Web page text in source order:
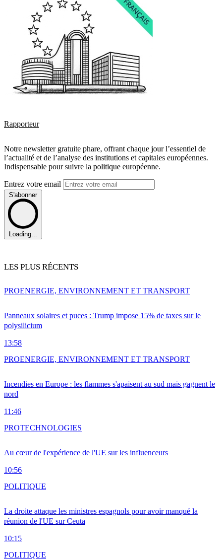
Rapporteur
Notre newsletter gratuite phare, offrant chaque jour l’essentiel de
l’actualité et de l’analyse des institutions et capitales européennes.
Indispensable pour suivre la politique européenne.
Entrez votre email
S'abonner
Loading...
LES PLUS RÉCENTS
Panneaux solaires et puces : Trump impose 15% de taxes sur le
polysilicium
13:58
PROENERGIE, ENVIRONNEMENT ET TRANSPORT
Incendies en Europe : les flammes s'apaisent au sud mais gagnent le
nord
11:46
PROENERGIE, ENVIRONNEMENT ET TRANSPORT
Au cœur de l'expérience de l'UE sur les influenceurs
10:56
PROTECHNOLOGIES
La droite attaque les ministres espagnols pour avoir manqué la
réunion de l'UE sur Ceuta
10:15
POLITIQUE
POLITIQUE